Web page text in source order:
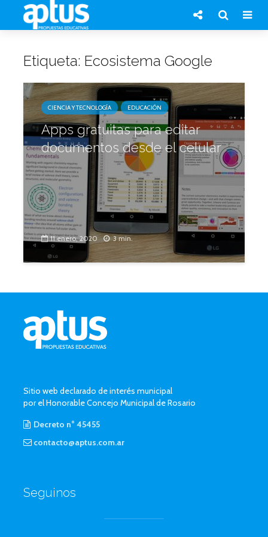
Etiqueta: Ecosistema Google
CIENCIA Y TECNOLOGÍA EDUCACIÓN
Apps gratuitas para editar
documentos desde el celular
11 enero, 2020 3 min.
Sitio web declarado de interés municipal
por el Honorable Concejo Municipal de Rosario
Decreto n° 45455
contacto@aptus.com.ar
Seguinos